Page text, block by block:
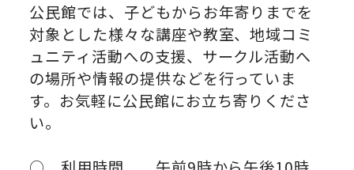
公民館では、子どもからお年寄りまでを
対象とした様々な講座や教室、地域コミ
ュニティ活動への支援、サークル活動へ
の場所や情報の提供などを行っていま
す。お気軽に公民館にお立ち寄りくださ
い。